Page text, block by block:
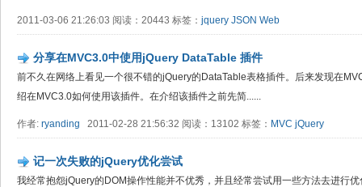
2011-03-06 21:26:03 阅读：20443 标签： jquery JSON Web
分享在MVC3.0中使用jQuery DataTable 插件
前不久在网络上看见一个很不错的jQuery的DataTable表格插件。后来发现在
绍在MVC3.0如何使用该插件。在介绍该插件之前先简......
作者: ryanding 2011-02-28 21:56:32 阅读：13102 标签： MVC jQuery
记一次失败的jQuery优化尝试
我经常抱怨jQuery的DOM操作性能并不优秀，并且经常尝试用一些方法去进行